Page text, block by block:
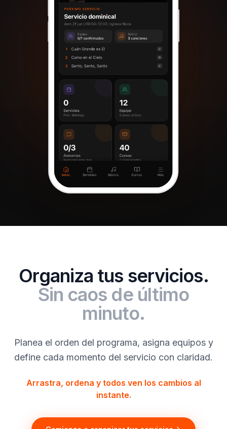
Organiza tus servicios.
Sin caos de último
minuto.
Planea el orden del programa, asigna equipos y
define cada momento del servicio con claridad.
Arrastra, ordena y todos ven los cambios al
instante.